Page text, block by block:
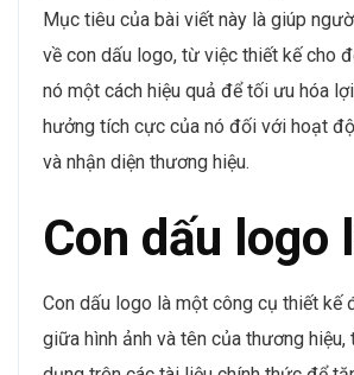
Mục tiêu của bài viết này là giúp
về con dấu logo, từ việc thiết kế cho
nó một cách hiệu quả để tối ưu hóa
hưởng tích cực của nó đối với hoạt
và nhận diện thương hiệu.
Con dấu logo
Con dấu logo là một công cụ thiết kế
giữa hình ảnh và tên của thương